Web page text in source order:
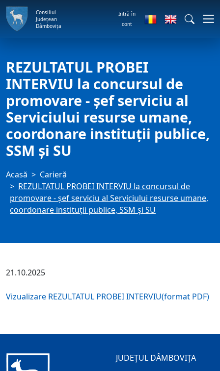
Consiliul
Județean
Dâmbovița
Intră în
cont
REZULTATUL PROBEI
INTERVIU la concursul de
promovare - şef serviciu al
Serviciului resurse umane,
coordonare instituţii publice,
SSM şi SU
Acasă
Carieră
REZULTATUL PROBEI INTERVIU la concursul de
promovare - şef serviciu al Serviciului resurse umane,
coordonare instituţii publice, SSM şi SU
21.10.2025
Vizualizare REZULTATUL PROBEI INTERVIU(format PDF)
JUDEȚUL DÂMBOVIȚA